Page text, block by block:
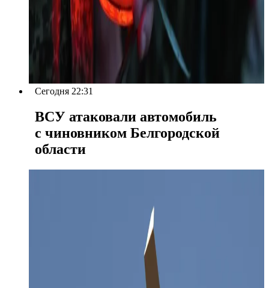
Сегодня 22:31
ВСУ атаковали автомобиль
с чиновником Белгородской
области